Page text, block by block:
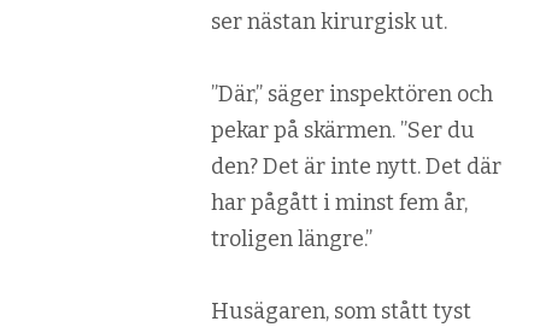
ser nästan kirurgisk ut.
”Där,” säger inspektören och
pekar på skärmen. ”Ser du
den? Det är inte nytt. Det där
har pågått i minst fem år,
troligen längre.”
Husägaren, som stått tyst